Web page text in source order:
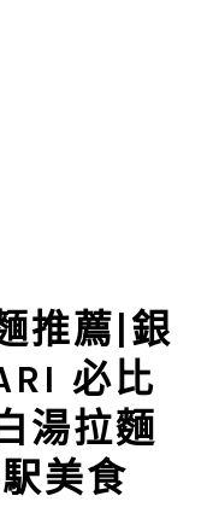
推薦|銀
必比
湯拉麵
美食